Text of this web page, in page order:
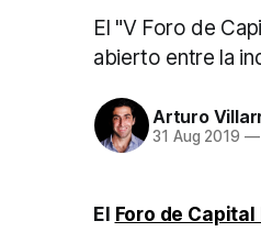
El "V Foro de
abierto entre la
Arturo
31 Aug 2019 —
El Foro de